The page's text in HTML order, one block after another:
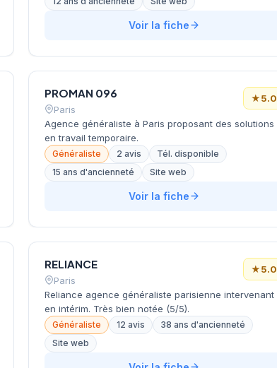
Voir la fiche
PROMAN 096
Paris
★5.0
Agence généraliste à Paris proposant des solutions
en travail temporaire.
Généraliste 2 avis
Tél. disponible
15 ans d'ancienneté
Site web
Voir la fiche
RELIANCE
Paris
★5.0
Reliance agence généraliste parisienne intervenant
en intérim. Très bien notée (5/5).
Généraliste 12 avis
38 ans d'ancienneté
Site web